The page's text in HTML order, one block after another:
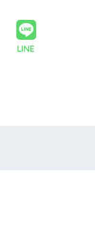
LINE